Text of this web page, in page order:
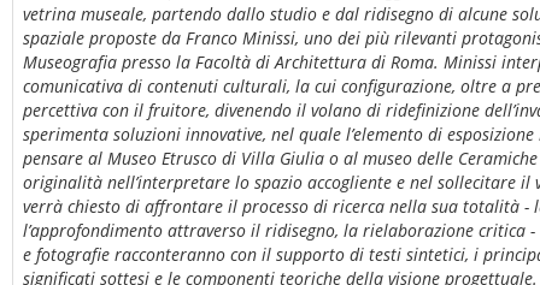
vetrina museale, partendo dallo studio e dal ridisegno di alcune
spaziale proposte da Franco Minissi, uno dei più rilevanti
Museografia presso la Facoltà di Architettura di Roma. Minissi
comunicativa di contenuti culturali, la cui configurazione, oltre a
percettiva con il fruitore, divenendo il volano di ridefinizione
sperimenta soluzioni innovative, nel quale l’elemento di
pensare al Museo Etrusco di Villa Giulia o al museo delle
originalità nell’interpretare lo spazio accogliente e nel sollecitare
verrà chiesto di affrontare il processo di ricerca nella sua totalità
l’approfondimento attraverso il ridisegno, la rielaborazione
e fotografie racconteranno con il supporto di testi sintetici, i
significati sottesi e le componenti teoriche della visione